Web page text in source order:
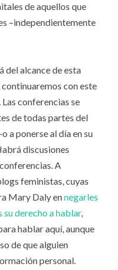
de aquellos que
–independientemente
del alcance de esta
con este
conferencias se
de todas partes del
a ponerse al día en su
discusiones
A
feministas, cuyas
Mary Daly ennegarles
derecho a hablar,
hablar aquí, aunque
de que alguien
personal.